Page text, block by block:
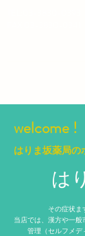
welcome !
はりま坂薬局の
は
その症状ま
当店では、漢方や一
管理（セルフメデ